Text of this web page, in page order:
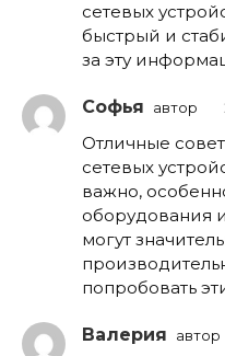
сетевых
быстрый и
за эту
Софья автор
Отличные
сетевых
важно,
оборудования
могут
попробовать
Валерия автор